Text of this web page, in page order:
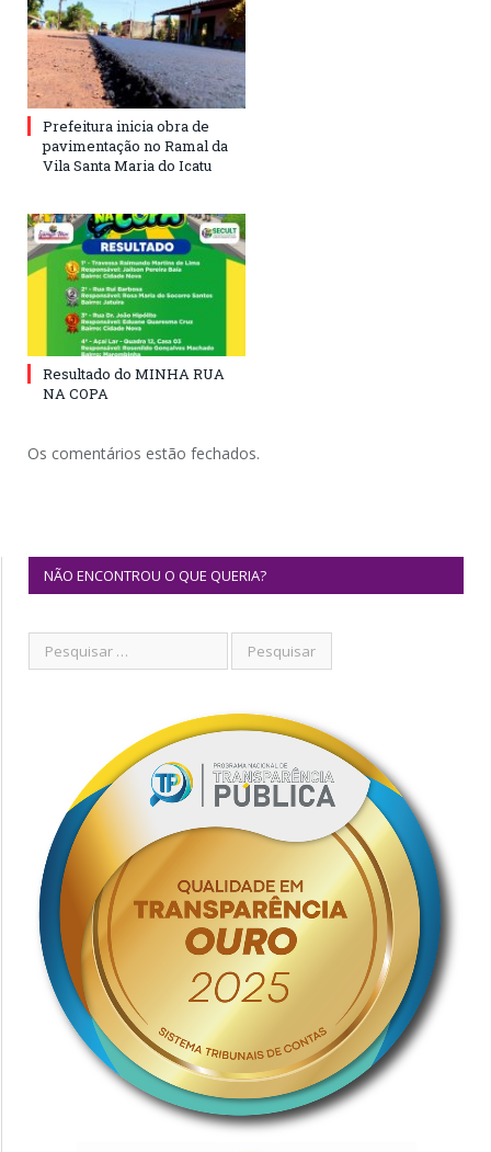
Prefeitura inicia obra de
pavimentação no Ramal da
Vila Santa Maria do Icatu
Resultado do MINHA RUA
NA COPA
Os comentários estão fechados.
NÃO ENCONTROU O QUE QUERIA?